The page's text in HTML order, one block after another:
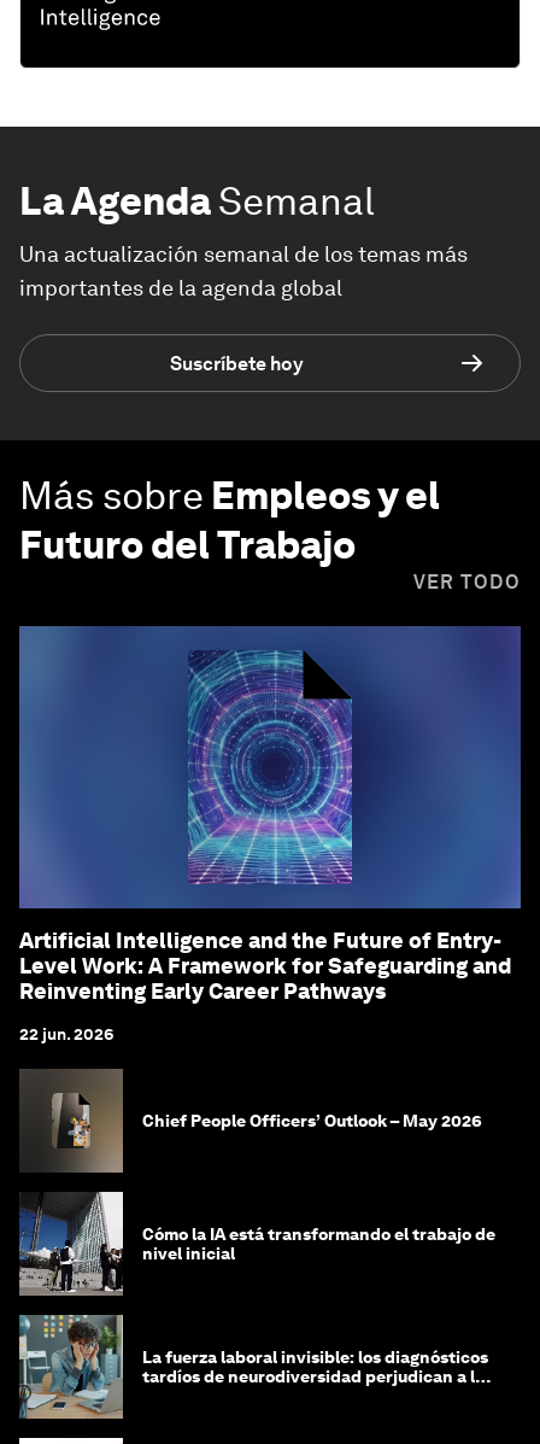
La AgendaSemanal
Una actualización semanal de los temas más
importantes de la agenda global
Suscríbete hoy
Más sobre Empleos y el
Futuro del Trabajo
VER TODO
Artificial Intelligence and the Future of Entry-
Level Work: A Framework for Safeguarding and
Reinventing Early Career Pathways
22 jun. 2026
Chief People Officers’ Outlook – May 2026
Cómo la IA está transformando el trabajo de
nivel inicial
La fuerza laboral invisible: los diagnósticos
tardíos de neurodiversidad perjudican a las